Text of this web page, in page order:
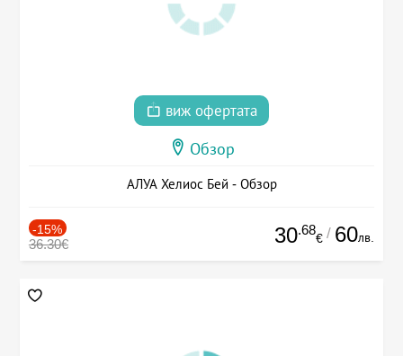
виж офертата
Обзор
АЛУА Хелиос Бей - Обзор
-15%
36.30€ 30.68
€ / 60лв.